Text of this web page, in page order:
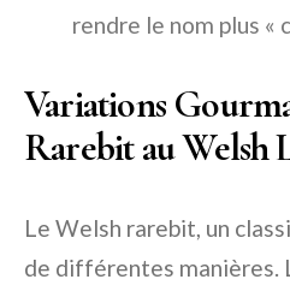
rendre le nom plus «
Variations
Rarebit au Welsh
Le Welsh rarebit, un
de différentes manières.